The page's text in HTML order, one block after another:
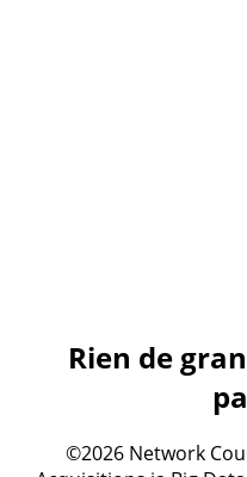
Rien de
©2026 Network